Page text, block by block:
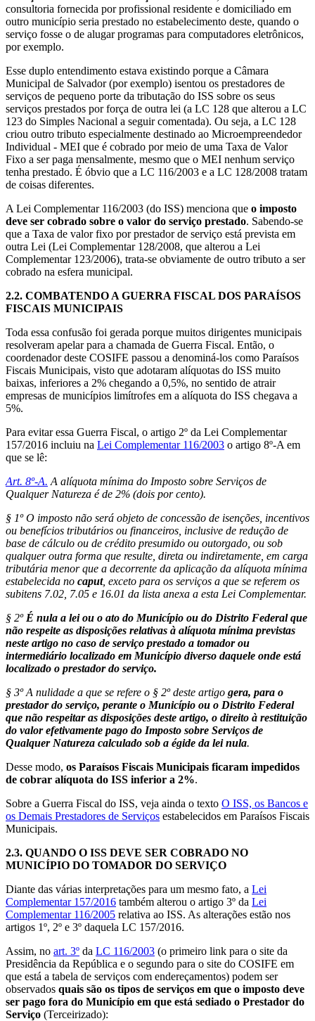
consultoria fornecida por profissional residente e domiciliado em
outro município seria prestado no estabelecimento deste, quando o
serviço fosse o de alugar programas para computadores eletrônicos,
por exemplo.
Esse duplo entendimento estava existindo porque a Câmara
Municipal de Salvador (por exemplo) isentou os prestadores de
serviços de pequeno porte da tributação do ISS sobre os seus
serviços prestados por força de outra lei (a LC 128 que alterou a LC
123 do Simples Nacional a seguir comentada). Ou seja, a LC 128
criou outro tributo especialmente destinado ao Microempreendedor
Individual - MEI que é cobrado por meio de uma Taxa de Valor
Fixo a ser paga mensalmente, mesmo que o MEI nenhum serviço
tenha prestado. É óbvio que a LC 116/2003 e a LC 128/2008 tratam
de coisas diferentes.
A Lei Complementar 116/2003 (do ISS) menciona que o imposto
deve ser cobrado sobre o valor do serviço prestado. Sabendo-se
que a Taxa de valor fixo por prestador de serviço está prevista em
outra Lei (Lei Complementar 128/2008, que alterou a Lei
Complementar 123/2006), trata-se obviamente de outro tributo a ser
cobrado na esfera municipal.
2.2. COMBATENDO A GUERRA FISCAL DOS PARAÍSOS
FISCAIS MUNICIPAIS
Toda essa confusão foi gerada porque muitos dirigentes municipais
resolveram apelar para a chamada de Guerra Fiscal. Então, o
coordenador deste COSIFE passou a denominá-los como Paraísos
Fiscais Municipais, visto que adotaram alíquotas do ISS muito
baixas, inferiores a 2% chegando a 0,5%, no sentido de atrair
empresas de municípios limítrofes em a alíquota do ISS chegava a
5%.
Para evitar essa Guerra Fiscal, o artigo 2º da Lei Complementar
157/2016 incluiu na Lei Complementar 116/2003 o artigo 8º-A em
que se lê:
Art. 8º-A. A alíquota mínima do Imposto sobre Serviços de
Qualquer Natureza é de 2% (dois por cento).
§ 1º O imposto não será objeto de concessão de isenções, incentivos
ou benefícios tributários ou financeiros, inclusive de redução de
base de cálculo ou de crédito presumido ou outorgado, ou sob
qualquer outra forma que resulte, direta ou indiretamente, em carga
tributária menor que a decorrente da aplicação da alíquota mínima
estabelecida no caput, exceto para os serviços a que se referem os
subitens 7.02, 7.05 e 16.01 da lista anexa a esta Lei Complementar.
§ 2º É nula a lei ou o ato do Município ou do Distrito Federal que
não respeite as disposições relativas à alíquota mínima previstas
neste artigo no caso de serviço prestado a tomador ou
intermediário localizado em Município diverso daquele onde está
localizado o prestador do serviço.
§ 3º A nulidade a que se refere o § 2º deste artigo gera, para o
prestador do serviço, perante o Município ou o Distrito Federal
que não respeitar as disposições deste artigo, o direito à restituição
do valor efetivamente pago do Imposto sobre Serviços de
Qualquer Natureza calculado sob a égide da lei nula.
Desse modo, os Paraísos Fiscais Municipais ficaram impedidos
de cobrar alíquota do ISS inferior a 2%.
Sobre a Guerra Fiscal do ISS, veja ainda o texto O ISS, os Bancos e
os Demais Prestadores de Serviços estabelecidos em Paraísos Fiscais
Municipais.
2.3. QUANDO O ISS DEVE SER COBRADO NO
MUNICÍPIO DO TOMADOR DO SERVIÇO
Diante das várias interpretações para um mesmo fato, a Lei
Complementar 157/2016 também alterou o artigo 3º da Lei
Complementar 116/2005 relativa ao ISS. As alterações estão nos
artigos 1º, 2º e 3º daquela LC 157/2016.
Assim, no art. 3º da LC 116/2003 (o primeiro link para o site da
Presidência da República e o segundo para o site do COSIFE em
que está a tabela de serviços com endereçamentos) podem ser
observados quais são os tipos de serviços em que o imposto deve
ser pago fora do Município em que está sediado o Prestador do
Serviço (Terceirizado):